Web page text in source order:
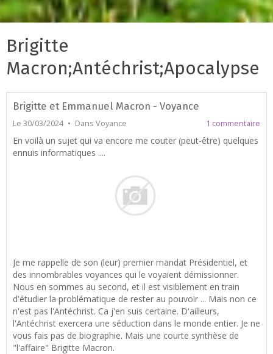
Brigitte
Macron;Antéchrist;Apocalypse
Brigitte et Emmanuel Macron - Voyance
Le 30/03/2024 Dans Voyance 1 commentaire
En voilà un sujet qui va encore me couter (peut-être) quelques
ennuis informatiques ....
Je me rappelle de son (leur) premier mandat Présidentiel, et
des innombrables voyances qui le voyaient démissionner.
Nous en sommes au second, et il est visiblement en train
d'étudier la problématique de rester au pouvoir ... Mais non ce
n'est pas l'Antéchrist. Ca j'en suis certaine. D'ailleurs,
l'Antéchrist exercera une séduction dans le monde entier. Je ne
vous fais pas de biographie. Mais une courte synthèse de
"l'affaire" Brigitte Macron.